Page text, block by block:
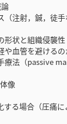
注射，鍼，徒手
状と組織侵襲性
血管を避けるの
法（passive
像
る場合（圧痛に